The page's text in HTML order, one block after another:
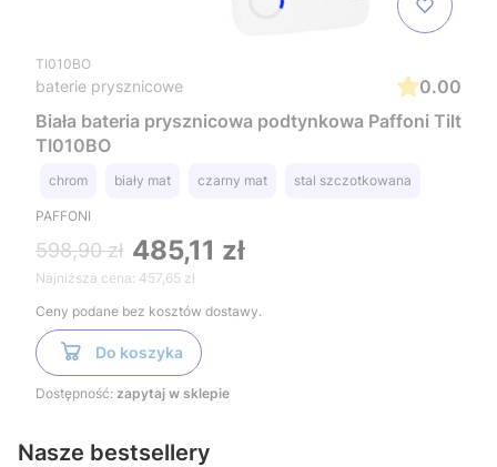
TI010BO
baterie prysznicowe
0.00
Biała bateria prysznicowa podtynkowa Paffoni Tilt
TI010BO
chrom biały mat czarny mat stal szczotkowana
PAFFONI
598,90 zł 485,11 zł
Najniższa cena: 457,65 zł
Ceny podane bez kosztów dostawy.
Do koszyka
Dostępność: zapytaj w sklepie
Nasze bestsellery